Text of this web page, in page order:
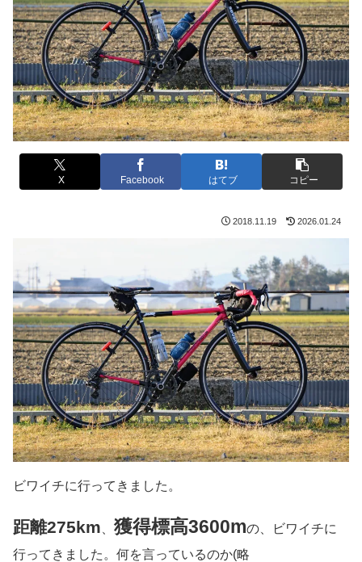
X Facebook はてブ コピー
2018.11.19 2026.01.24
ビワイチに行ってきました。
距離275km 獲得標高3600mの、ビワイチに
行ってきました。何を言っているのか(略